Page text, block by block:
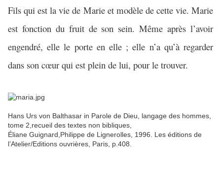
Fils qui est la vie de Marie et modèle de cette vie. Marie
est fonction du fruit de son sein. Même après l’avoir
engendré, elle le porte en elle ; elle n’a qu’à regarder
dans son cœur qui est plein de lui, pour le trouver.
Hans Urs von Balthasar in Parole de Dieu, langage des hommes,
tome 2,recueil des textes non bibliques,
Éliane Guignard,Philippe de Lignerolles, 1996. Les éditions de
l’Atelier/Editions ouvrières, Paris, p.408.